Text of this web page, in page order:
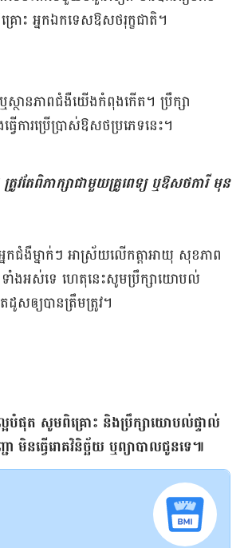
ះ អ្នក​ឯកទេស​ឱសថ​រុក្ខជាតិ។
ស្ថានភាព​ជំងឺ​យើង​កំពុង​កើត។ ប្រឹក្សា​
ារ​ប្រើប្រាស់​ឱសថ​ប្រភេទ​នេះ។
រូវ​តែ​ពិភាក្សា​ជាមួយ​គ្រូពេទ្យ​ ឬ​ឱសថការី ​មុន​
ក​ជំងឺ​ម្នាក់ៗ អាស្រ័យ​លើ​កត្តា​អាយុ​ សុខភាព
ទាំង​អស់​ទេ ហេតុ​នេះ​សូម​ប្រឹក្សា​យោបល់​
ដូស​ឲ្យ​បាន​ត្រឹមត្រូវ។
ផុត ​សូម​ពិគ្រោះ ​និង​ប្រឹក្សា​យោបល់​ផ្ទាល់​
ន​ធ្វើ​រោគវិនិច្ឆ័យ ​ឬ​ព្យាបាល​ជូន​ទេ៕